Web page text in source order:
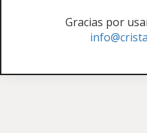
Gracias por